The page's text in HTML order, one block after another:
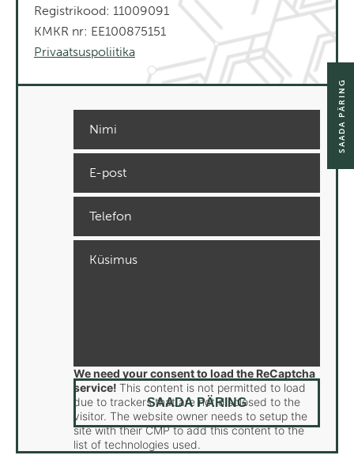
Registrikood: 11009091
KMKR nr: EE100875151
Privaatsuspoliitika
We need your consent to load the ReCaptcha
service! This content is not permitted to load
due to trackers that are not disclosed to the
visitor. The website owner needs to setup the
site with their CMP to add this content to the
list of technologies used.
SAADA PÄRING